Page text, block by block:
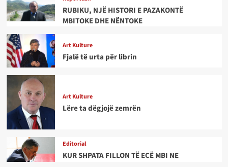
RUBIKU, NJË HISTORI E PAZAKONTË
MBITOKE DHE NËNTOKE
Art Kulture
Fjalë të urta për librin
Art Kulture
Lëre ta dëgjojë zemrën
Editorial
KUR SHPATA FILLON TË ECË MBI NE